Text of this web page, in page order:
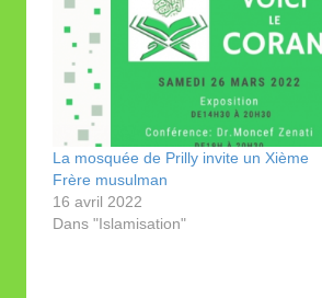
La mosquée de Prilly invite un Xième
Frère musulman
16 avril 2022
Dans "Islamisation"